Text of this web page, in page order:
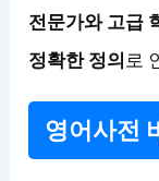
전문가와 고급
정확한 정의 로
영어사전